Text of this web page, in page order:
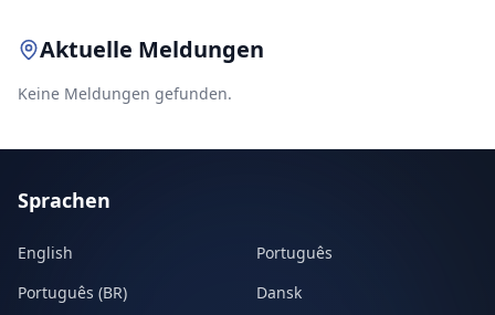
Aktuelle Meldungen
Keine Meldungen gefunden.
Sprachen
English
Português
Português (BR)
Dansk